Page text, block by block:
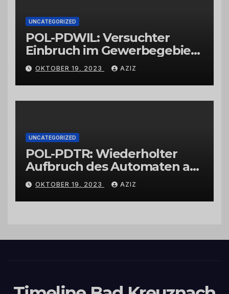
UNCATEGORIZED
POL-PDWIL: Versuchter
Einbruch im Gewerbegebiet
Wittlich
OKTOBER 19, 2023 AZIZ
UNCATEGORIZED
POL-PDTR: Wiederholter
Aufbruch des Automaten am
Wohnmobilstellplatz in
Hermeskeil am Labachweg
OKTOBER 19, 2023 AZIZ